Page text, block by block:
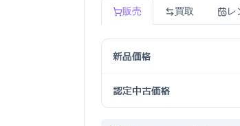
販売 買取 レ
新品価格
認定中古価格